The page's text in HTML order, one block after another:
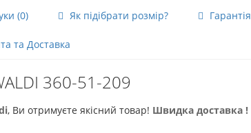
(0) Як підібрати розмір? Гарантія
та Доставка
360-51-209
, Ви отримуєте якісний товар! Швидка доставка !